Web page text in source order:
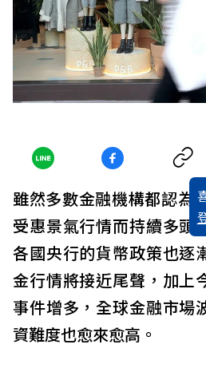
雖然多數金融機構都認為
受惠景氣行情而持續多頭
各國央行的貨幣政策也逐
金行情將接近尾聲，加上
事件增多，全球金融市場
資難度也愈來愈高。